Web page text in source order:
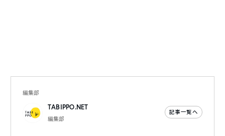
編集部
TABIPPO.NET
編集部
記事一覧へ